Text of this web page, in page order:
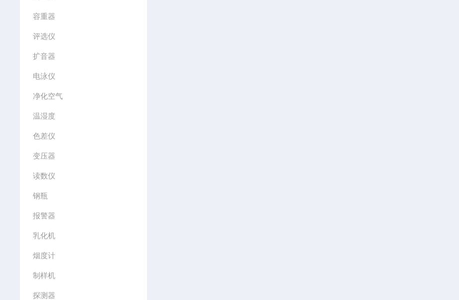
容重器
评选仪
扩音器
电泳仪
净化空气
温湿度
色差仪
变压器
读数仪
钢瓶
报警器
乳化机
烟度计
制样机
探测器